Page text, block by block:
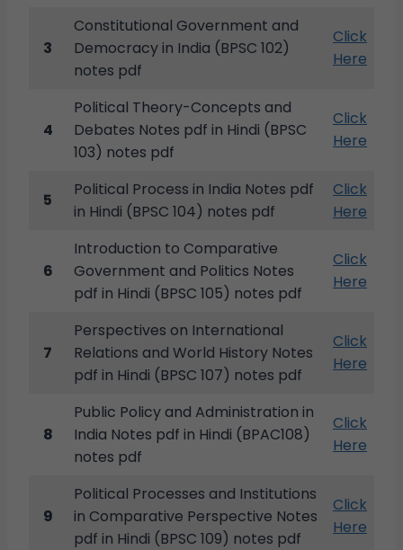
3
Constitutional Government and
Democracy in India (BPSC 102)
notes pdf
Click
Here
4
Political Theory-Concepts and
Debates Notes pdf in Hindi (BPSC
103) notes pdf
Click
Here
5
Political Process in India Notes pdf
in Hindi (BPSC 104) notes pdf
Click
Here
6
Introduction to Comparative
Government and Politics Notes
pdf in Hindi (BPSC 105) notes pdf
Click
Here
7
Perspectives on International
Relations and World History Notes
pdf in Hindi (BPSC 107) notes pdf
Click
Here
8
Public Policy and Administration in
India Notes pdf in Hindi (BPAC108)
notes pdf
Click
Here
9
Political Processes and Institutions
in Comparative Perspective Notes
pdf in Hindi (BPSC 109) notes pdf
Click
Here